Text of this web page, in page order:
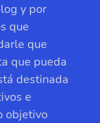
y por
que
que
que pueda
destinada
e
objetivo